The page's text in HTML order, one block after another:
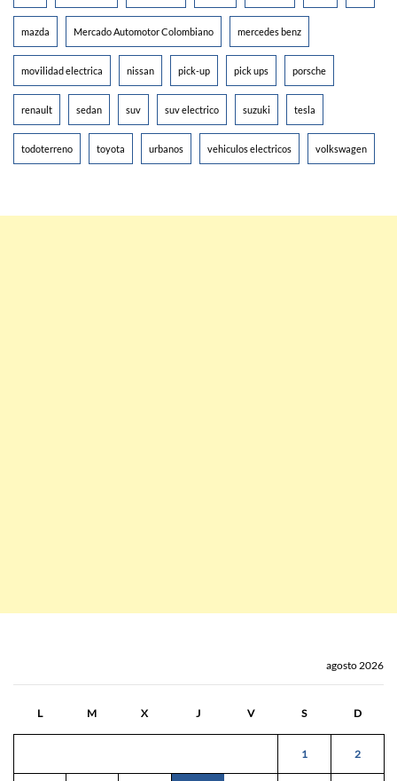
mazda Mercado Automotor Colombiano mercedes benz
movilidad electrica nissan pick-up pick ups porsche
renault sedan suv suv electrico suzuki tesla
todoterreno toyota urbanos vehiculos electricos volkswagen
agosto 2026
L M X J V S D
1 2